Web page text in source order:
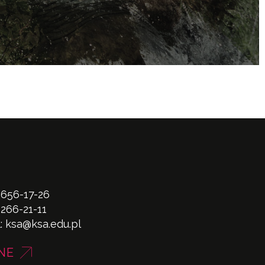
17-26
21-11
ksa@ksa.edu.pl